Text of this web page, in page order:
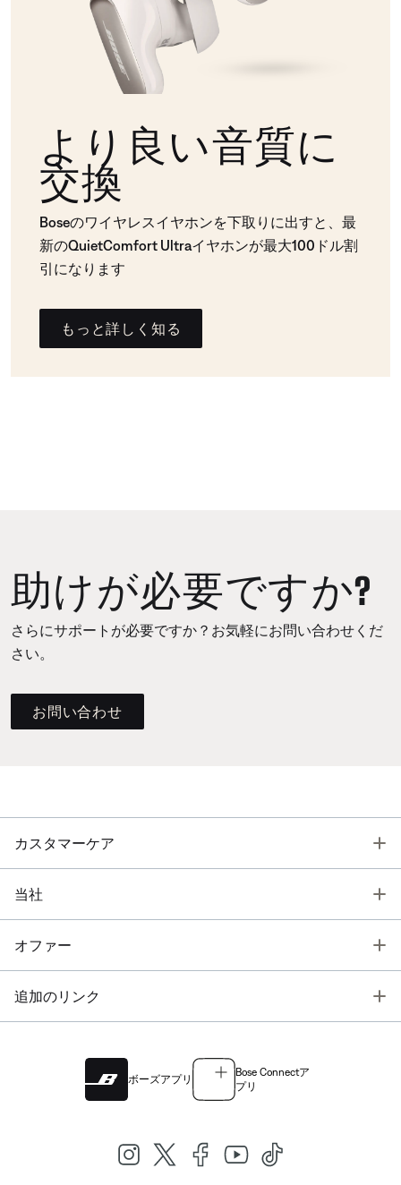
より良い音質に
交換
Boseのワイヤレスイヤホンを下取りに出すと、最
新のQuietComfort Ultraイヤホンが最大100ドル割
引になります
もっと詳しく知る
助けが必要ですか?
さらにサポートが必要ですか？お気軽にお問い合わせくだ
さい。
お問い合わせ
カスタマーケア
当社
オファー
追加のリンク
ボーズアプリ
Bose Connectア
プリ